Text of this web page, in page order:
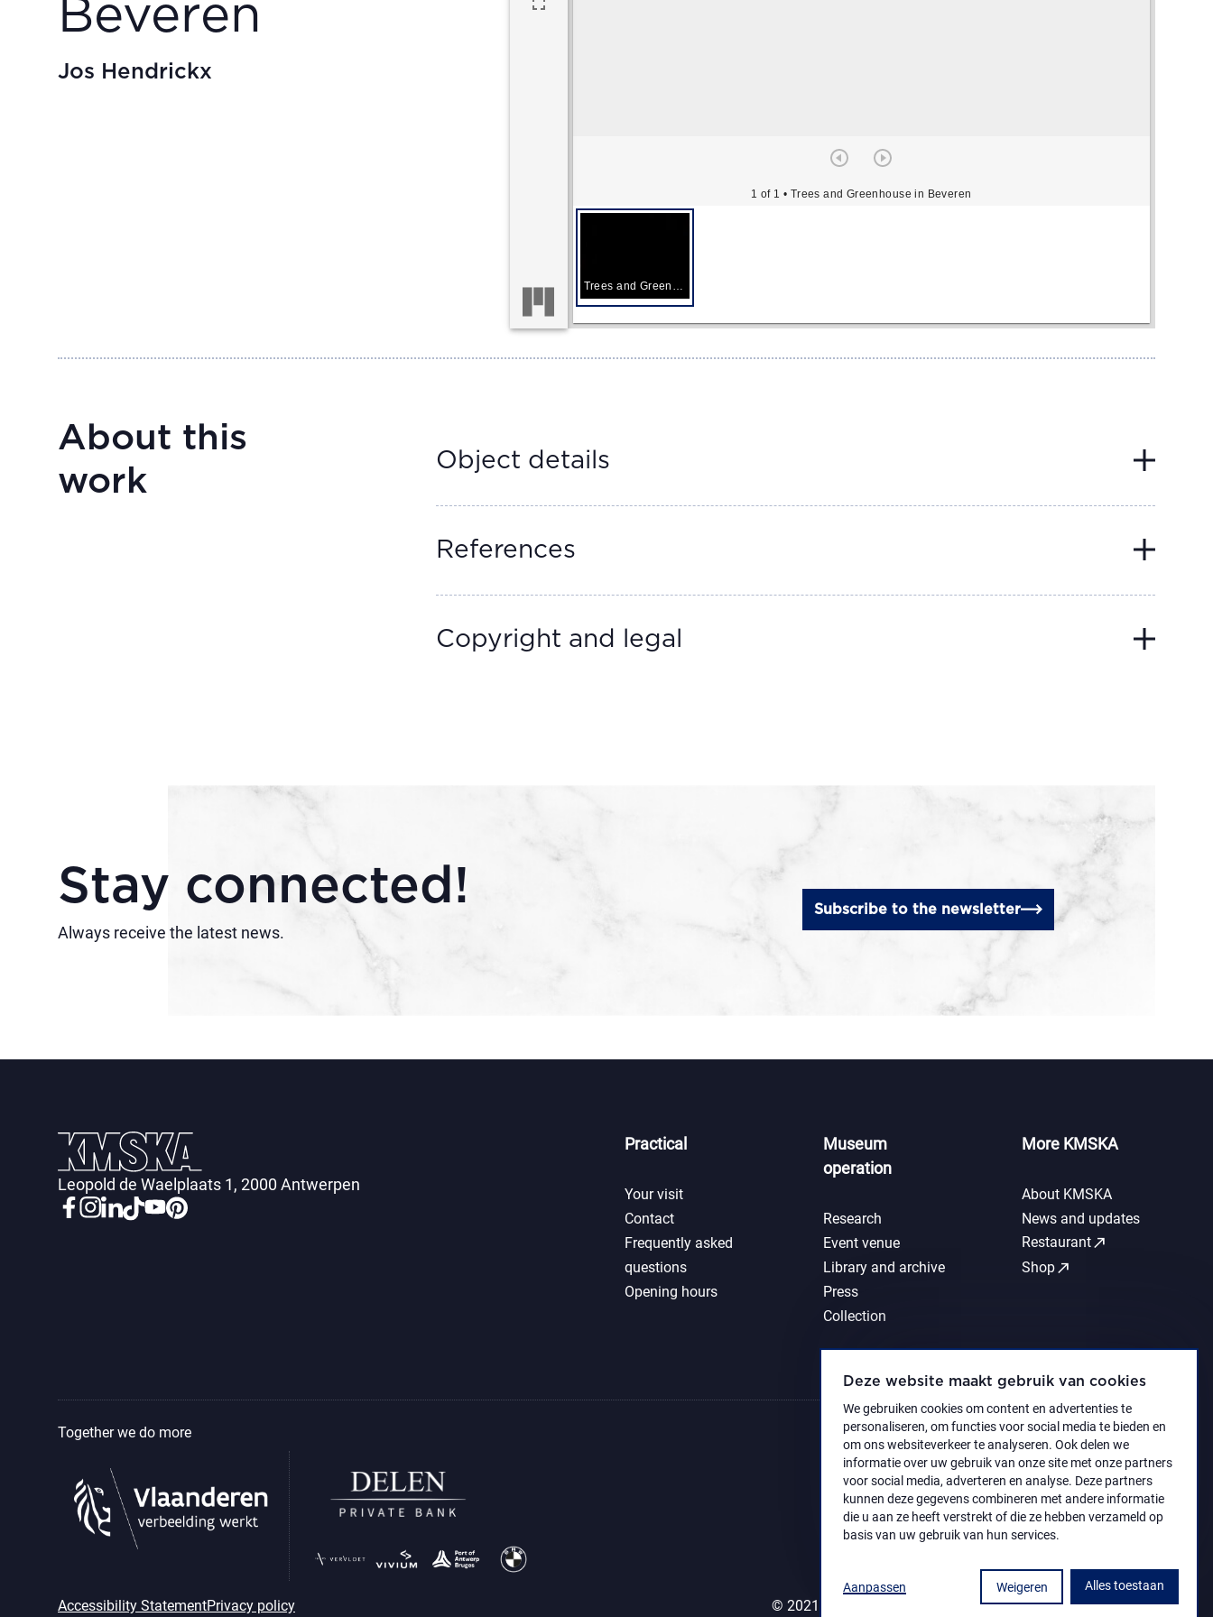
Deze website maakt gebruik van cookies
We gebruiken cookies om content en advertenties te
personaliseren, om functies voor social media te bieden en
om ons websiteverkeer te analyseren. Ook delen we
informatie over uw gebruik van onze site met onze partners
voor social media, adverteren en analyse. Deze partners
kunnen deze gegevens combineren met andere informatie
die u aan ze heeft verstrekt of die ze hebben verzameld op
basis van uw gebruik van hun services.
Aanpassen Weigeren Alles toestaan
Beveren
Jos Hendrickx
1 of 1 • Trees and Greenhouse in Beveren
Trees and Greenhouse in Beveren
About this
work
Object details
References
Copyright and legal
Stay connected!
Always receive the latest news.
Subscribe to the newsletter
Leopold de Waelplaats 1, 2000 Antwerpen
Practical
Your visit
Contact
Frequently asked
questions
Opening hours
Museum
operation
Research
Event venue
Library and archive
Press
Collection
More KMSKA
About KMSKA
News and updates
Restaurantcall_made
Shopcall_made
Together we do more
Accessibility StatementPrivacy policy © 2021 Koninklijk Museum voor Schone Kunsten Antwerpen